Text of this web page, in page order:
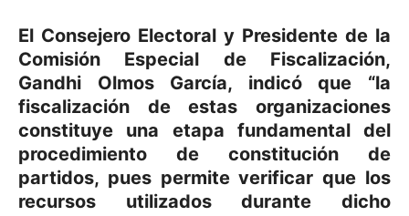
El Consejero Electoral y Presidente de la
Comisión Especial de Fiscalización,
Gandhi Olmos García, indicó que “la
fiscalización de estas organizaciones
constituye una etapa fundamental del
procedimiento de constitución de
partidos, pues permite verificar que los
recursos utilizados durante dicho